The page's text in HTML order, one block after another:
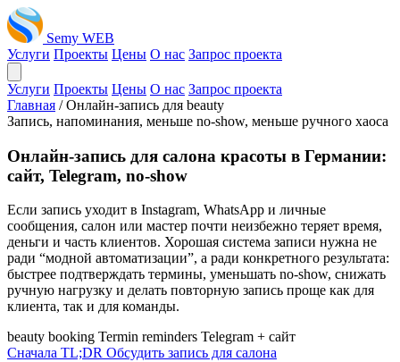
Semy WEB
Услуги Проекты Цены О нас Запрос проекта
Услуги Проекты Цены О нас Запрос проекта
Главная / Онлайн-запись для beauty
Запись, напоминания, меньше no-show, меньше ручного хаоса
Онлайн-запись для салона красоты в Германии:
сайт, Telegram, no-show
Если запись уходит в Instagram, WhatsApp и личные
сообщения, салон или мастер почти неизбежно теряет время,
деньги и часть клиентов. Хорошая система записи нужна не
ради “модной автоматизации”, а ради конкретного результата:
быстрее подтверждать термины, уменьшать no-show, снижать
ручную нагрузку и делать повторную запись проще как для
клиента, так и для команды.
beauty booking Termin reminders Telegram + сайт
Сначала TL;DR Обсудить запись для салона